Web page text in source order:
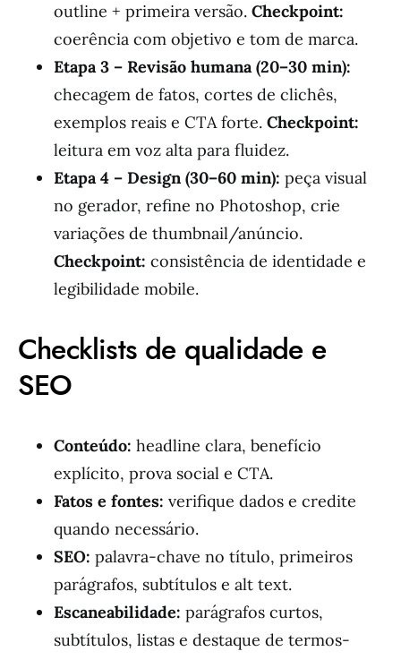
outline + primeira versão. Checkpoint:
coerência com objetivo e tom de marca.
Etapa 3 – Revisão humana (20–30 min):
checagem de fatos, cortes de clichês,
exemplos reais e CTA forte. Checkpoint:
leitura em voz alta para fluidez.
Etapa 4 – Design (30–60 min): peça visual
no gerador, refine no Photoshop, crie
variações de thumbnail/anúncio.
Checkpoint: consistência de identidade e
legibilidade mobile.
Checklists de qualidade e
SEO
Conteúdo: headline clara, benefício
explícito, prova social e CTA.
Fatos e fontes: verifique dados e credite
quando necessário.
SEO: palavra-chave no título, primeiros
parágrafos, subtítulos e alt text.
Escaneabilidade: parágrafos curtos,
subtítulos, listas e destaque de termos-